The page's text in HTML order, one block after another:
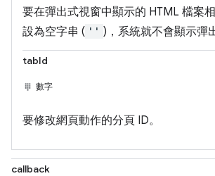
要在彈出式視窗中顯示的 HTML 檔案
設為空字串 ( '' )，系統就不會顯示彈
tabId
數字
要修改網頁動作的分頁 ID。
callback